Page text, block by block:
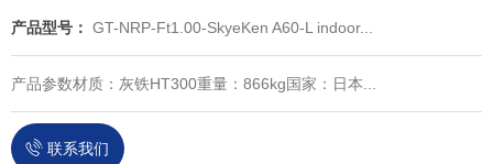
产品型号： GT-NRP-Ft1.00-SkyeKen A60-L indoor...
产品参数材质：灰铁HT300重量：866kg国家：日本...
联系我们